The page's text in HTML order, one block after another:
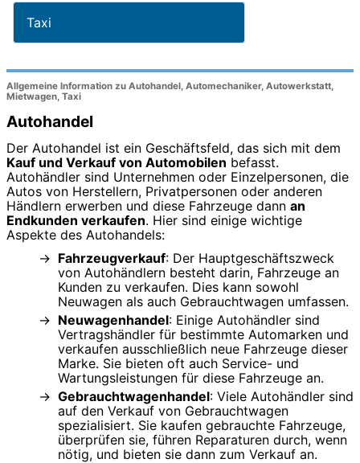
Taxi
Allgemeine Information zu Autohandel, Automechaniker, Autowerkstatt,
Mietwagen, Taxi
Autohandel
Der Autohandel ist ein Geschäftsfeld, das sich mit dem
Kauf und Verkauf von Automobilen befasst.
Autohändler sind Unternehmen oder Einzelpersonen, die
Autos von Herstellern, Privatpersonen oder anderen
Händlern erwerben und diese Fahrzeuge dann an
Endkunden verkaufen. Hier sind einige wichtige
Aspekte des Autohandels:
Fahrzeugverkauf: Der Hauptgeschäftszweck
von Autohändlern besteht darin, Fahrzeuge an
Kunden zu verkaufen. Dies kann sowohl
Neuwagen als auch Gebrauchtwagen umfassen.
Neuwagenhandel: Einige Autohändler sind
Vertragshändler für bestimmte Automarken und
verkaufen ausschließlich neue Fahrzeuge dieser
Marke. Sie bieten oft auch Service- und
Wartungsleistungen für diese Fahrzeuge an.
Gebrauchtwagenhandel: Viele Autohändler sind
auf den Verkauf von Gebrauchtwagen
spezialisiert. Sie kaufen gebrauchte Fahrzeuge,
überprüfen sie, führen Reparaturen durch, wenn
nötig, und bieten sie dann zum Verkauf an.